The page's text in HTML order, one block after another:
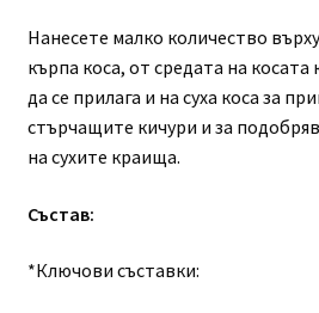
Нанесете малко количество
кърпа коса, от средата на
да се прилага и на суха коса за
стърчащите кичури и за
на сухите краища.
Състав:
*Ключови съставки: